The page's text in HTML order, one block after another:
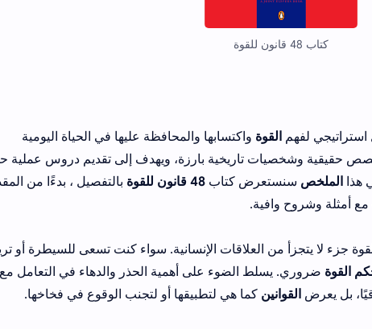
كتاب 48 قانون للقوة
لفهم القوة واكتسابها والمحافظة عليها في الحياة اليومية
قصص حقيقية وشخصيات تاريخية بارزة، ويهدف إلى تقديم دروس عملية
هذا الملخص سنستعرض كتاب 48 قانون للقوة
بالتفصيل ، بدءًا من
جزء لا يتجزأ من العلاقات الإنسانية. سواء كنت تسعى للسيطرة أو
القوة ضروري. يسلط الضوء على أهمية الحذر والدهاء في التعامل مع
بل يعرض القوانين كما هي لتطبيقها أو لتجنب الوقوع في فخاخها.